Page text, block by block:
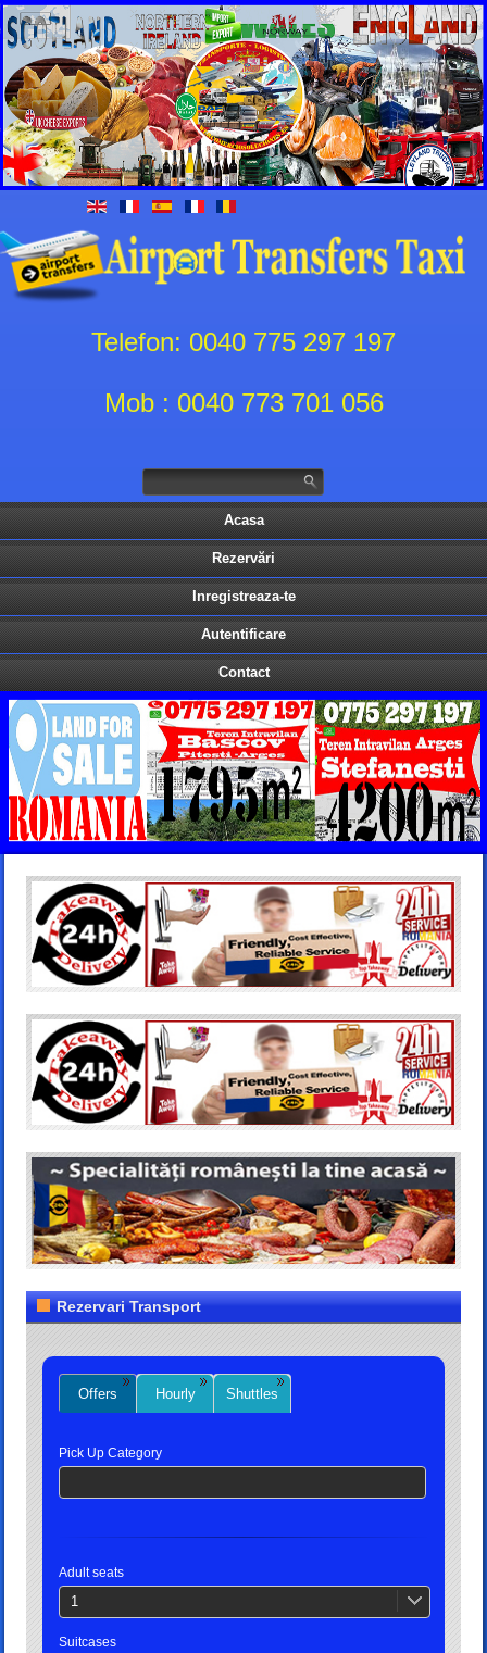
Telefon: 0040 775 297 197
Mob : 0040 773 701 056
Acasa
Rezervări
Inregistreaza-te
Autentificare
Contact
Rezervari Transport
Offers Hourly Shuttles
Pick Up Category
Adult seats
1
Suitcases